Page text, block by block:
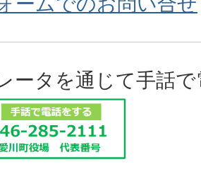
ータを通じて手話